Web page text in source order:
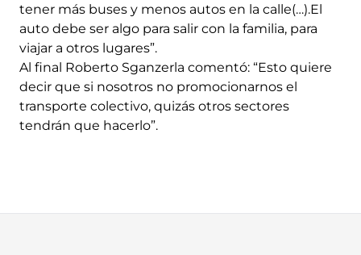
tener más buses y menos autos en la calle(…).El
auto debe ser algo para salir con la familia, para
viajar a otros lugares”.
Al final Roberto Sganzerla comentó: “Esto quiere
decir que si nosotros no promocionarnos el
transporte colectivo, quizás otros sectores
tendrán que hacerlo”.